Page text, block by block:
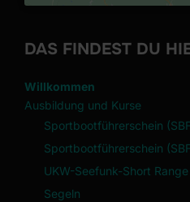
DAS FINDEST DU
Willkommen
Ausbildung und Kurse
Sportbootführerschein
Sportbootführerschein
UKW-Seefunk-Short
Segeln